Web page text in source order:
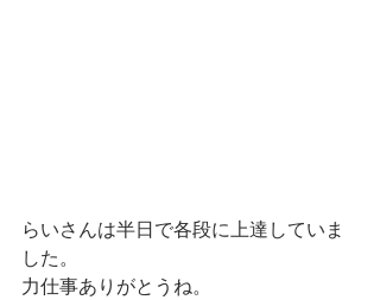
らいさんは半日で各段に上達していま
した。
力仕事ありがとうね。